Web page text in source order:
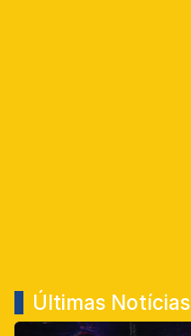
Últimas Notícias